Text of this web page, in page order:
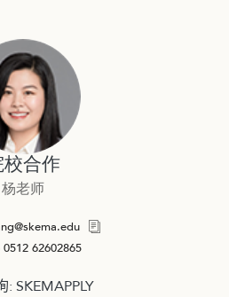
校合作
杨老师
62602865
: SKEMAPPLY